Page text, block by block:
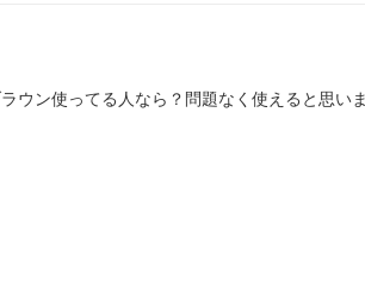
ウン使ってる人なら？問題なく使えると思い